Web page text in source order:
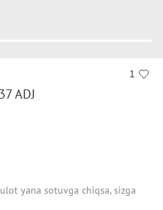
1
ADJ
yana sotuvga chiqsa, sizga